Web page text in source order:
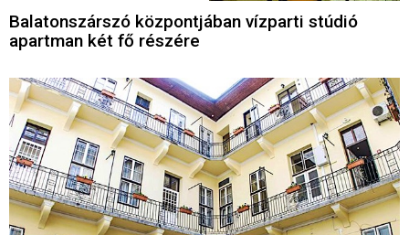
Balatonszárszó központjában vízparti stúdió
apartman két fő részére